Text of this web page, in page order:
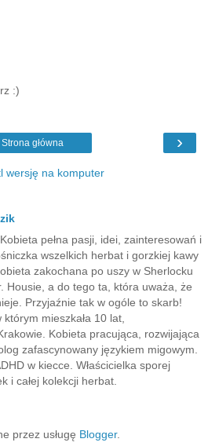
:)
›
Strona główna
wersję na komputer
pełna pasji, idei, zainteresowań i
wszelkich herbat i gorzkiej kawy
zakochana po uszy w Sherlocku
Housie, a do tego ta, która uważa, że
Przyjaźnie tak w ogóle to skarb!
mieszkała 10 lat,
Kobieta pracująca, rozwijająca
zafascynowany językiem migowym.
w kiecce. Właścicielka sporej
i całej kolekcji herbat.
przez usługę Blogger.